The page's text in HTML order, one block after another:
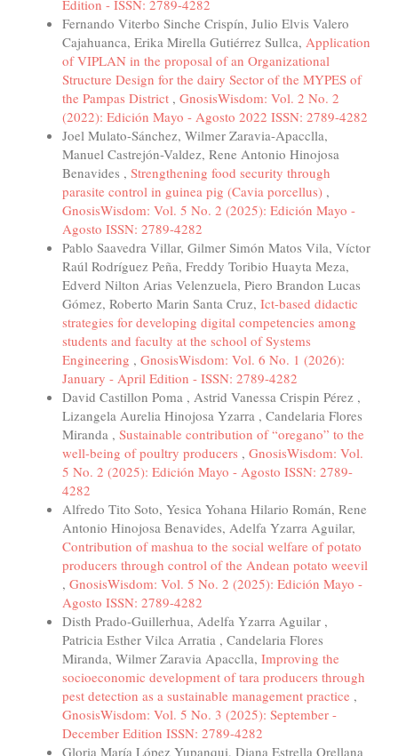
Edition - ISSN: 2789-4282
Fernando Viterbo Sinche Crispín, Julio Elvis Valero
Cajahuanca, Erika Mirella Gutiérrez Sullca, Application
of VIPLAN in the proposal of an Organizational
Structure Design for the dairy Sector of the MYPES of
the Pampas District , GnosisWisdom: Vol. 2 No. 2
(2022): Edición Mayo - Agosto 2022 ISSN: 2789-4282
Joel Mulato-Sánchez, Wilmer Zaravia-Apacclla,
Manuel Castrejón-Valdez, Rene Antonio Hinojosa
Benavides , Strengthening food security through
parasite control in guinea pig (Cavia porcellus) ,
GnosisWisdom: Vol. 5 No. 2 (2025): Edición Mayo -
Agosto ISSN: 2789-4282
Pablo Saavedra Villar, Gilmer Simón Matos Vila, Víctor
Raúl Rodríguez Peña, Freddy Toribio Huayta Meza,
Edverd Nilton Arias Velenzuela, Piero Brandon Lucas
Gómez, Roberto Marin Santa Cruz, Ict-based didactic
strategies for developing digital competencies among
students and faculty at the school of Systems
Engineering , GnosisWisdom: Vol. 6 No. 1 (2026):
January - April Edition - ISSN: 2789-4282
David Castillon Poma , Astrid Vanessa Crispin Pérez ,
Lizangela Aurelia Hinojosa Yzarra , Candelaria Flores
Miranda , Sustainable contribution of “oregano” to the
well-being of poultry producers , GnosisWisdom: Vol.
5 No. 2 (2025): Edición Mayo - Agosto ISSN: 2789-
4282
Alfredo Tito Soto, Yesica Yohana Hilario Román, Rene
Antonio Hinojosa Benavides, Adelfa Yzarra Aguilar,
Contribution of mashua to the social welfare of potato
producers through control of the Andean potato weevil
, GnosisWisdom: Vol. 5 No. 2 (2025): Edición Mayo -
Agosto ISSN: 2789-4282
Disth Prado-Guillerhua, Adelfa Yzarra Aguilar ,
Patricia Esther Vilca Arratia , Candelaria Flores
Miranda, Wilmer Zaravia Apacclla, Improving the
socioeconomic development of tara producers through
pest detection as a sustainable management practice ,
GnosisWisdom: Vol. 5 No. 3 (2025): September -
December Edition ISSN: 2789-4282
Gloria María López Yupanqui, Diana Estrella Orellana